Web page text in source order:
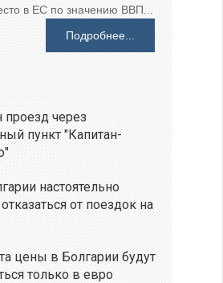
в ЕС по значению ВВП...
Подробнее...
проезд через
пункт "Капитан-
настоятельно
от поездок на
цены в Болгарии будут
только в евро